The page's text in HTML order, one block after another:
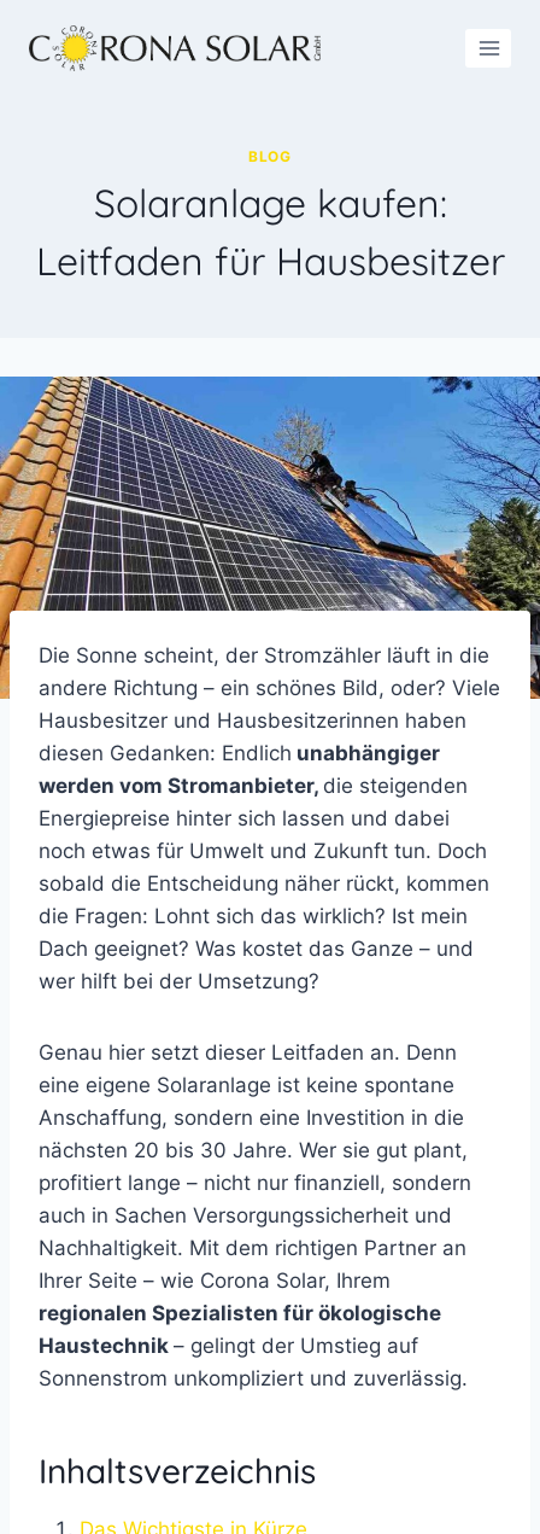
Inhalt
BLOG
Solaranlage kaufen:
Leitfaden für Hausbesitzer
Die Sonne scheint, der Stromzähler läuft in die
andere Richtung – ein schönes Bild, oder? Viele
Hausbesitzer und Hausbesitzerinnen haben
diesen Gedanken: Endlich unabhängiger
werden vom Stromanbieter, die steigenden
Energiepreise hinter sich lassen und dabei
noch etwas für Umwelt und Zukunft tun. Doch
sobald die Entscheidung näher rückt, kommen
die Fragen: Lohnt sich das wirklich? Ist mein
Dach geeignet? Was kostet das Ganze – und
wer hilft bei der Umsetzung?
Genau hier setzt dieser Leitfaden an. Denn
eine eigene Solaranlage ist keine spontane
Anschaffung, sondern eine Investition in die
nächsten 20 bis 30 Jahre. Wer sie gut plant,
profitiert lange – nicht nur finanziell, sondern
auch in Sachen Versorgungssicherheit und
Nachhaltigkeit. Mit dem richtigen Partner an
Ihrer Seite – wie Corona Solar, Ihrem
regionalen Spezialisten für ökologische
Haustechnik – gelingt der Umstieg auf
Sonnenstrom unkompliziert und zuverlässig.
Inhaltsverzeichnis
Das Wichtigste in Kürze